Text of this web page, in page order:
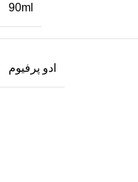
90ml
ادو پرفیوم